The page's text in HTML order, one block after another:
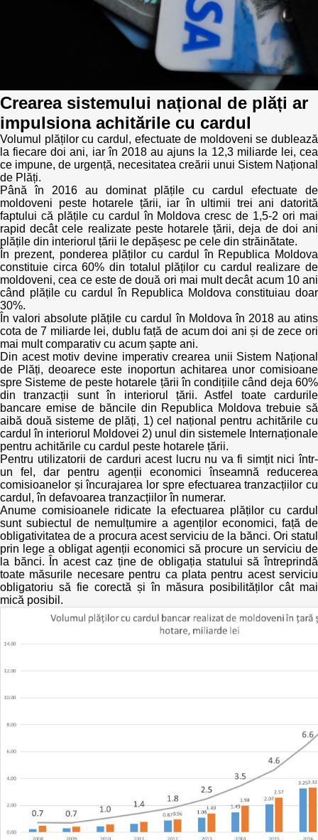
Implemented projects
Procedures manual
Notes & positions
Institutional Charter IDIS
Announcements
IDIS International Advisory Board
Sociometric Laboratory
People Watch
National Business Agenda
Democratic process
15 minutes of economic realism
Hybrid power
EU-STRAT bulletin
Transparency of state – owned enterprises
The best and the worst local policies in Moldova
Democracy, independence and transparency of key
public institutions in Moldova
Integrity of public procurement in Moldova
Public procurement
Crearea sistemului național de plăți ar
impulsiona achitările cu cardul
Volumul plăților cu cardul, efectuate de moldoveni se dublează
la fiecare doi ani, iar în 2018 au ajuns la 12,3 miliarde lei, cea
ce impune, de urgență, necesitatea creării unui Sistem Național
de Plăți.
Până în 2016 au dominat plățile cu cardul efectuate de
moldoveni peste hotarele țării, iar în ultimii trei ani datorită
faptului că plățile cu cardul în Moldova cresc de 1,5-2 ori mai
rapid decât cele realizate peste hotarele țării, deja de doi ani
plățile din interiorul țării le depășesc pe cele din străinătate.
În prezent, ponderea plăților cu cardul în Republica Moldova
constituie circa 60% din totalul plăților cu cardul realizare de
moldoveni, cea ce este de două ori mai mult decât acum 10 ani
când plățile cu cardul în Republica Moldova constituiau doar
30%.
În valori absolute plățile cu cardul în Moldova în 2018 au atins
cota de 7 miliarde lei, dublu față de acum doi ani și de zece ori
mai mult comparativ cu acum șapte ani.
Din acest motiv devine imperativ crearea unii Sistem Național
de Plăți, deoarece este inoportun achitarea unor comisioane
spre Sisteme de peste hotarele țării în condițiile când deja 60%
din tranzacții sunt în interiorul țării. Astfel toate cardurile
bancare emise de băncile din Republica Moldova trebuie să
aibă două sisteme de plăți, 1) cel național pentru achitările cu
cardul în interiorul Moldovei 2) unul din sistemele Internaționale
pentru achitările cu cardul peste hotarele țării.
Pentru utilizatorii de carduri acest lucru nu va fi simțit nici într-
un fel, dar pentru agenții economici înseamnă reducerea
comisioanelor și încurajarea lor spre efectuarea tranzacțiilor cu
cardul, în defavoarea tranzacțiilor în numerar.
Anume comisioanele ridicate la efectuarea plăților cu cardul
sunt subiectul de nemulțumire a agenților economici, față de
obligativitatea de a procura acest serviciu de la bănci. Ori statul
prin lege a obligat agenții economici să procure un serviciu de
la bănci. În acest caz ține de obligația statului să întreprindă
toate măsurile necesare pentru ca plata pentru acest serviciu
obligatoriu să fie corectă și în măsura posibilităților cât mai
mică posibil.